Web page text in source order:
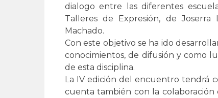
dialogo entre las diferentes
Talleres de Expresión, de Joserra
Machado.
Con este objetivo se ha ido
conocimientos, de difusión y como
de esta disciplina.
La IV edición del encuentro tendrá
cuenta también con la colaboración